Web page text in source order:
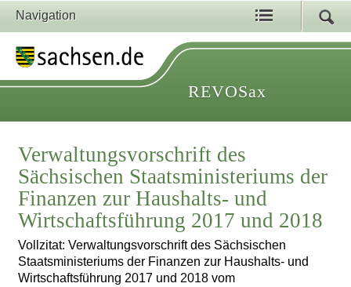
Navigation
REVOSax
Verwaltungsvorschrift des
Sächsischen Staatsministeriums der
Finanzen zur Haushalts- und
Wirtschaftsführung 2017 und 2018
Vollzitat: Verwaltungsvorschrift des Sächsischen
Staatsministeriums der Finanzen zur Haushalts- und
Wirtschaftsführung 2017 und 2018 vom